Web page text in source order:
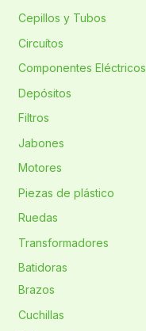
Cepillos y Tubos
Circuítos
Componentes Eléctricos
Depósitos
Filtros
Jabones
Motores
Piezas de plástico
Ruedas
Transformadores
Batidoras
Brazos
Cuchillas